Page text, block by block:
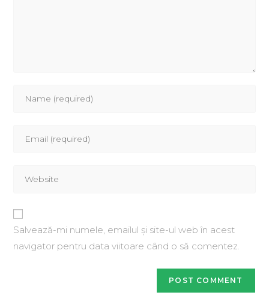
Salvează-mi numele, emailul și site-ul web în acest
navigator pentru data viitoare când o să comentez.